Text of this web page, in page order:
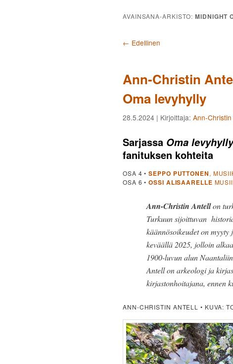
AVAINSANA-ARKISTO:MIDNIGHT
Artikkelien selaus
← Edellinen
Ann-Christin
Oma levyhylly
28.5.2024 | Kirjoittaja: Ann-
Sarjassa Oma levyhylly
fanituksen kohteita
OSA 4 •SEPPO PUTTONEN,
OSA 6 •OSSI ALISAARELLE
Ann-Christin Antellon
Turkuun sijoittuvan
käännösoikeudet on
keväällä 2025, jolloin
1900-luvun alun
Antell on arkeologi ja
kirjastonhoitajana, ennen
ANN-CHRISTIN ANTELL • KUVA: